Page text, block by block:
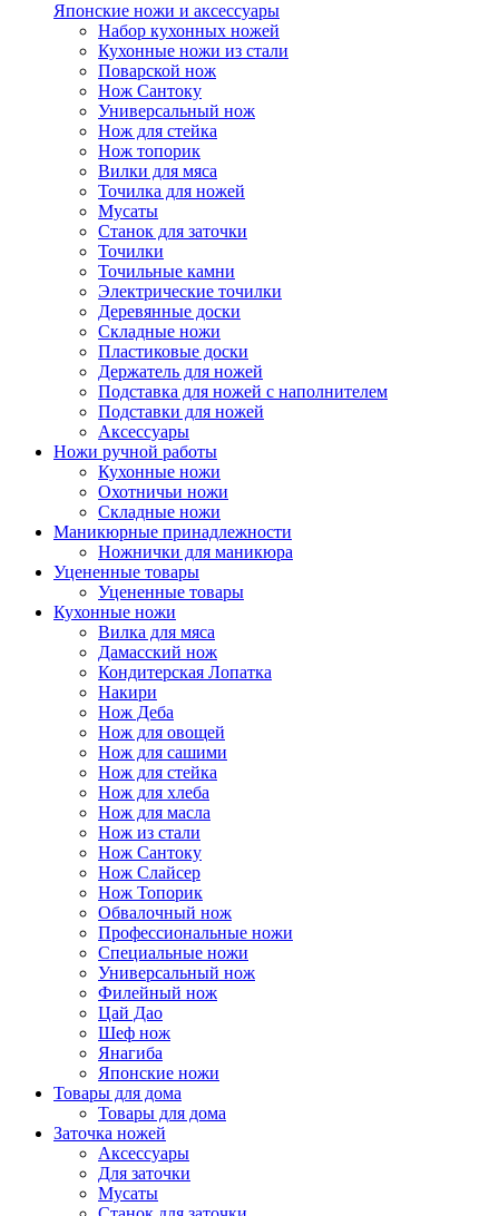
Японские ножи и аксессуары
Набор кухонных ножей
Кухонные ножи из стали
Поварской нож
Нож Сантоку
Универсальный нож
Нож для стейка
Нож топорик
Вилки для мяса
Точилка для ножей
Мусаты
Станок для заточки
Точилки
Точильные камни
Электрические точилки
Деревянные доски
Складные ножи
Пластиковые доски
Держатель для ножей
Подставка для ножей с наполнителем
Подставки для ножей
Аксессуары
Ножи ручной работы
Кухонные ножи
Охотничьи ножи
Складные ножи
Маникюрные принадлежности
Ножнички для маникюра
Уцененные товары
Уцененные товары
Кухонные ножи
Вилка для мяса
Дамасский нож
Кондитерская Лопатка
Накири
Нож Деба
Нож для овощей
Нож для сашими
Нож для стейка
Нож для хлеба
Нож для масла
Нож из стали
Нож Сантоку
Нож Слайсер
Нож Топорик
Обвалочный нож
Профессиональные ножи
Специальные ножи
Универсальный нож
Филейный нож
Цай Дао
Шеф нож
Янагиба
Японские ножи
Товары для дома
Товары для дома
Заточка ножей
Аксессуары
Для заточки
Мусаты